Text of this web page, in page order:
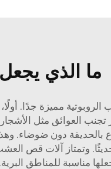
ما الذي
الروبوتية مميزة جدًا.
تجنب العوائق مثل
بالحديقة دون ضوضاء.
يجعلها مناسبة للمناطق